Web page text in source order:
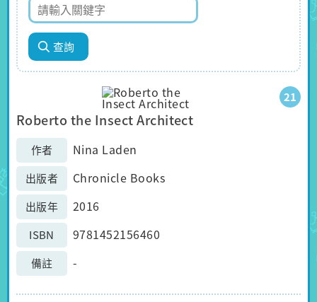
21
Roberto the Insect Architect
作者 Nina Laden
出版者 Chronicle Books
出版年 2016
ISBN 9781452156460
備註 -